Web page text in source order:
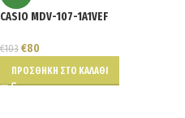
CASIO MDV-107-1A1VEF
€103 €80
ΠΡΟΣΘΉΚΗ ΣΤΟ ΚΑΛΆΘΙ